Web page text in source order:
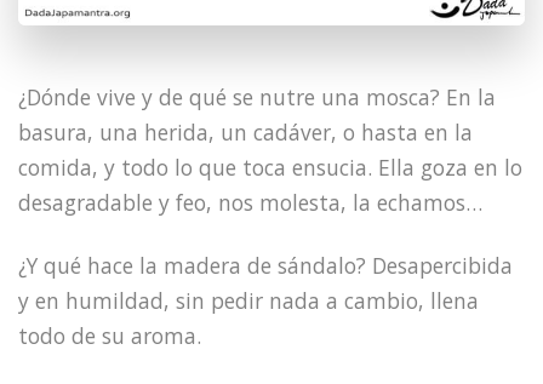
¿Dónde vive y de qué se nutre una mosca? En la
basura, una herida, un cadáver, o hasta en la
comida, y todo lo que toca ensucia. Ella goza en lo
desagradable y feo, nos molesta, la echamos…
¿Y qué hace la madera de sándalo? Desapercibida
y en humildad, sin pedir nada a cambio, llena
todo de su aroma.